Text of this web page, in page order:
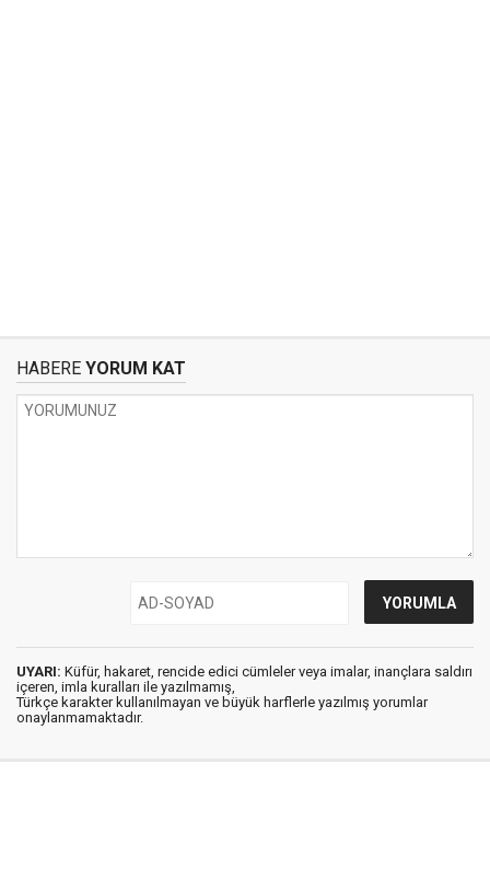
HABERE YORUM KAT
UYARI: Küfür, hakaret, rencide edici cümleler veya imalar, inançlara saldırı
içeren, imla kuralları ile yazılmamış,
Türkçe karakter kullanılmayan ve büyük harflerle yazılmış yorumlar
onaylanmamaktadır.